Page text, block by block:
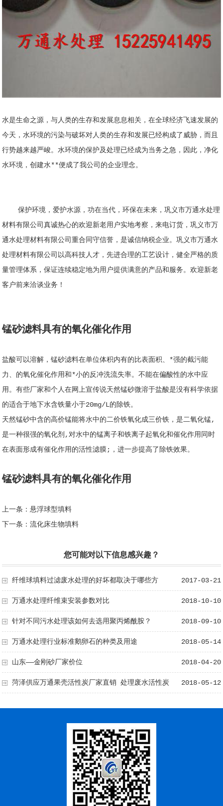
水是生命之源，与人类的生存和发展息息相关，在全球经济飞速发展的
今天，水环境的污染与破坏对人类的生存和发展已经构成了威胁，而且
行势越来越严峻。水环境的保护及处理已经成为当务之急，因此，净化
水环境，创建水**便成了我公司的企业理念。
保护环境，爱护水源，功在当代，环保在未来，巩义市万通水处理
材料有限公司真诚热心的欢迎新老用户实地考察，来电订货，巩义市万
通水处理材料有限公司重合同守信誉，是诚信纳税企业。巩义市万通水
处理材料有限公司以高科技人才，先进合理的工艺设计，健全严格的质
量管理体系，保证连续稳定地为用户提供满意的产品和服务。欢迎新老
客户前来洽谈业务！
锰砂滤料具有的氧化催化作用
盐酸可以溶解，锰砂滤料在单位体积内有的比表面积、*强的截污能
力、的氧化催化作用和*小的反冲洗流失率。不能在偏酸性的水中应
用。有些厂家和个人在网上宣传说天然锰砂微溶于盐酸是没有科学依据
的适合于地下水含铁量小于20mg/L的除铁。
天然锰砂中含的高价锰能将水中的二价铁氧化成三价铁，是二氧化锰,
是一种很强的氧化剂,对水中的锰离子和铁离子起氧化和催化作用同时
在表面形成有催化作用的活性滤膜;，进一步提高了除铁效果。
锰砂滤料具有的氧化催化作用
上一条：悬浮球型填料
下一条：流化床生物填料
您可能对以下信息感兴趣？
2017-03-21
纤维球填料过滤废水处理的好坏都取决于哪些方
2018-10-10
万通水处理纤维束安装参数对比
2018-09-10
针对不同污水处理该如何去选用聚丙烯酰胺？
2018-05-14
万通水处理行业标准鹅卵石的种类及用途
2018-04-20
山东——金刚砂厂家价位
2018-05-12
菏泽供应万通果壳活性炭厂家直销 处理废水活性炭